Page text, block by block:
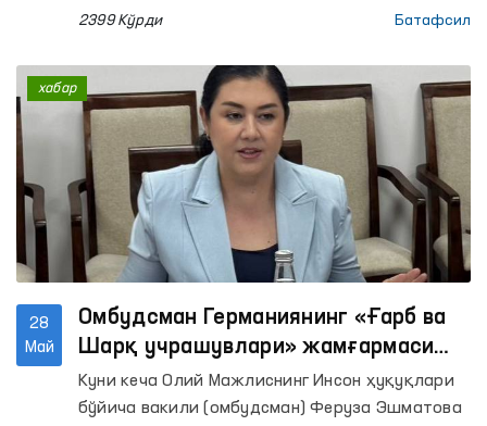
шунингдек Нурота туманидаги 2, 6, 27 ва 34-
мактабларида интерактив машғулотлар
ташкил этилди. Уларда жами 280 нафардан
ортиқ ўқувчи иштирок этди.
2399 Кўрди Батафсил
28
Май
Омбудсман Германиянинг «Ғарб ва
Шарқ учрашувлари» жамғармаси
делегацияси билан ҳамкорлик
истиқболларини муҳокама қилди
Куни кеча Олий Мажлиснинг Инсон ҳуқуқлари
бўйича вакили (омбудсман) Феруза Эшматова
хабар